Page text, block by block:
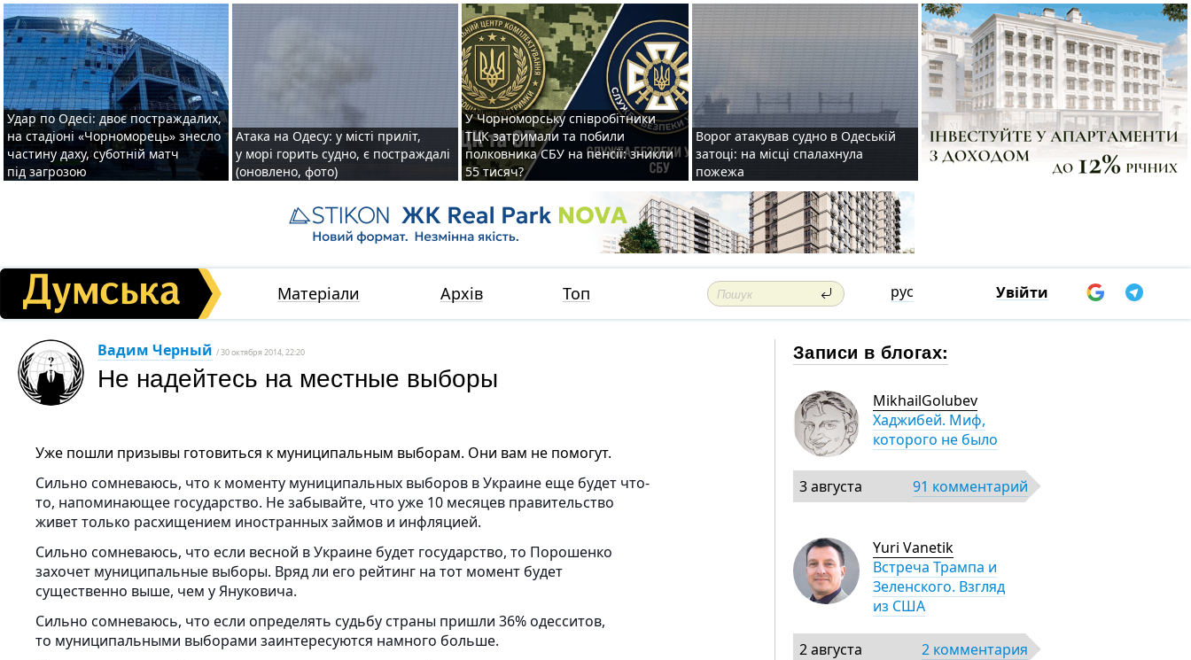
Удар по Одесі: двоє постраждалих,
на стадіоні «Чорноморець» знесло
частину даху, суботній матч
під загрозою
Атака на Одесу: у місті приліт,
у морі горить судно, є постраждалі
(оновлено, фото)
У Чорноморську співробітники
ТЦК затримали та побили
полковника СБУ на пенсії: зникли
55 тисяч?
Ворог атакував судно в Одеській
затоці: на місці спалахнула
пожежа
Матеріали Архів Топ рус Увійти
Вадим Черный / 30 октября 2014, 22:20
Не надейтесь на местные выборы
Уже пошли призывы готовиться к муниципальным выборам. Они вам не помогут.
Сильно сомневаюсь, что к моменту муниципальных выборов в Украине еще будет что-
то, напоминающее государство. Не забывайте, что уже 10 месяцев правительство
живет только расхищением иностранных займов и инфляцией.
Сильно сомневаюсь, что если весной в Украине будет государство, то Порошенко
захочет муниципальные выборы. Вряд ли его рейтинг на тот момент будет
существенно выше, чем у Януковича.
Сильно сомневаюсь, что если определять судьбу страны пришли 36% одесситов,
то муниципальными выборами заинтересуются намного больше.
Записи в блогах:
MikhailGolubev
Хаджибей. Миф,
которого не было
3 августа 91 комментарий
Yuri Vanetik
Встреча Трампа и
Зеленского. Взгляд
из США
2 августа 2 комментария